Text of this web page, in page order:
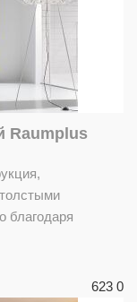
Raumplus
благодаря
623 0